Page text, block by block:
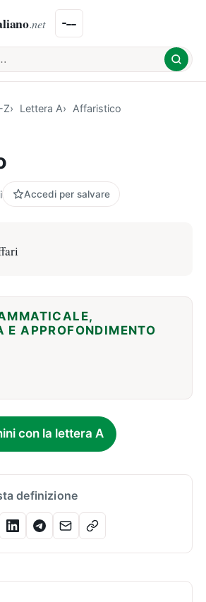
.net
Z Lettera A Affaristico
Accedi per salvare
E APPROFONDIMENTO
con la lettera A
definizione